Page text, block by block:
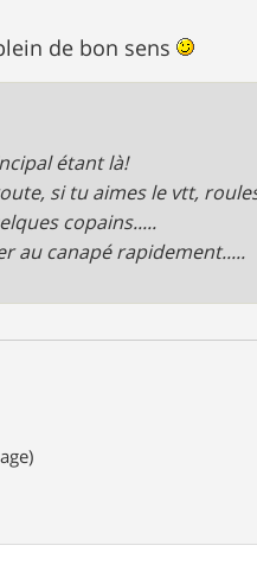
de bon sens
étant là!
si tu aimes le vtt,
copains.....
au canapé rapidement.....